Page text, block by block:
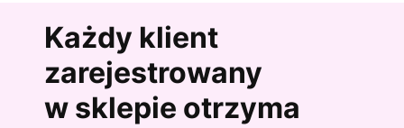
Każdy klient
zarejestrowany
w sklepie otrzyma